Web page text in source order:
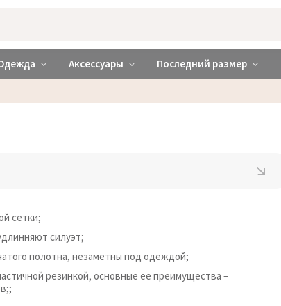
❤️ brabrabra ❤️ Киев и Украина
Аксессуары Последний размер
сетки;
силуэт;
полотна, незаметны под одеждой;
резинкой, основные ее преимущества –